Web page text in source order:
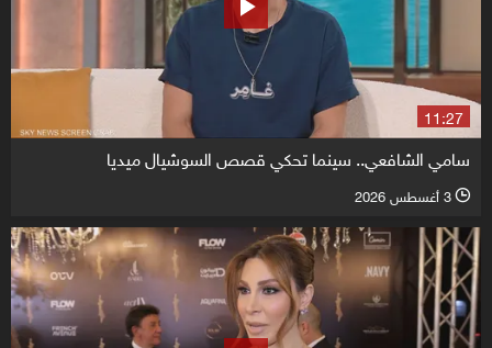
11:27
سامي الشافعي.. سينما تحكي قصص السوشيال ميديا
l 3 أغسطس 2026